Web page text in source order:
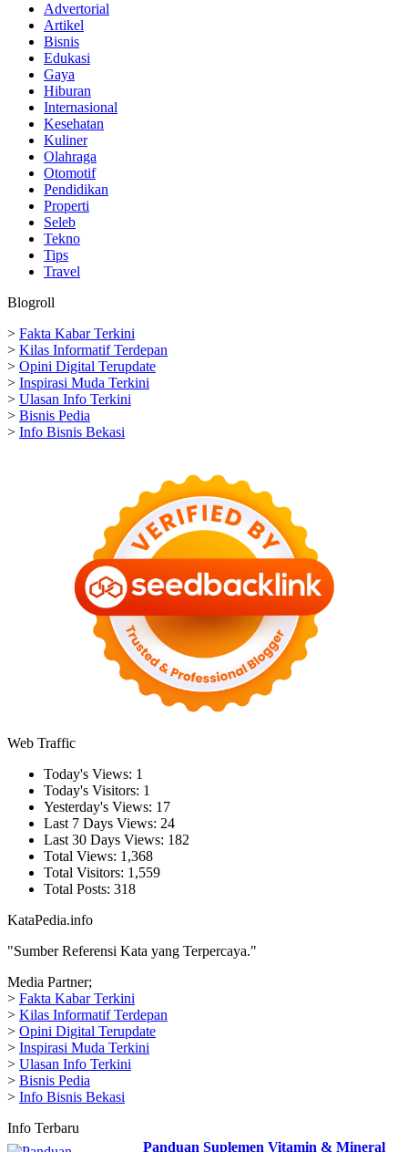
Advertorial
Artikel
Bisnis
Edukasi
Gaya
Hiburan
Internasional
Kesehatan
Kuliner
Olahraga
Otomotif
Pendidikan
Properti
Seleb
Tekno
Tips
Travel
Blogroll
> Fakta Kabar Terkini
> Kilas Informatif Terdepan
> Opini Digital Terupdate
> Inspirasi Muda Terkini
> Ulasan Info Terkini
> Bisnis Pedia
> Info Bisnis Bekasi
Web Traffic
Today's Views: 1
Today's Visitors: 1
Yesterday's Views: 17
Last 7 Days Views: 24
Last 30 Days Views: 182
Total Views: 1,368
Total Visitors: 1,559
Total Posts: 318
KataPedia.info
"Sumber Referensi Kata yang Terpercaya."
Media Partner;
> Fakta Kabar Terkini
> Kilas Informatif Terdepan
> Opini Digital Terupdate
> Inspirasi Muda Terkini
> Ulasan Info Terkini
> Bisnis Pedia
> Info Bisnis Bekasi
Info Terbaru
Panduan Suplemen Vitamin & Mineral